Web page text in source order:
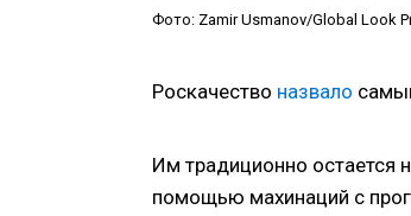
Фото: Zamir Usmanov/Global Look
Роскачество назвало
Им традиционно остается
помощью махинаций с